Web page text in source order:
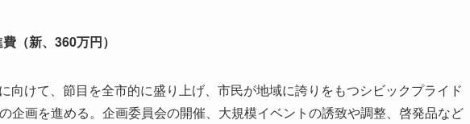
（新、360万円）
向けて、節目を全市的に盛り上げ、市民が地域に誇りをもつシビックプライド
企画を進める。企画委員会の開催、大規模イベントの誘致や調整、啓発品など